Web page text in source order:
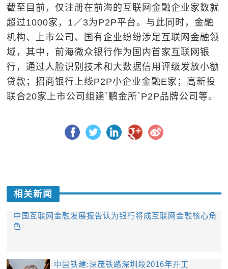
截至目前，仅注册在前海的互联网金融企业家数就
超过1000家，1／3为P2P平台。与此同时，金融
机构、上市公司、国有企业纷纷涉足互联网金融领
域，其中，前海微众银行作为国内首家互联网银
行，通过人脸识别技术和大数据信用评级发放小额
贷款；招商银行上线P2P小企业金融E家；高新投
联合20家上市公司组建`鹏金所`P2P品牌公司等。
相关新闻
中国互联网金融发展报告认为银行将成互联网金融核心角
色
中国铁建:深茂铁路深圳段2016年开工